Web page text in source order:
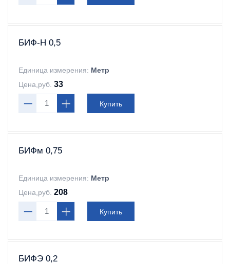
БИФ-Н 0,5
Единица измерения: Метр
Цена,руб. 33
Купить
БИФм 0,75
Единица измерения: Метр
Цена,руб. 208
Купить
БИФЭ 0,2